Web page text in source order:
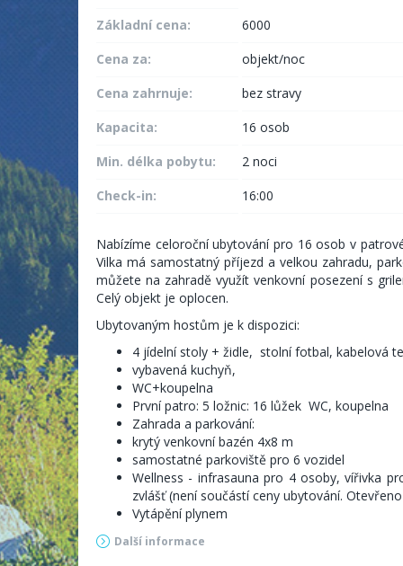
Základní cena:
6000
Cena za:
objekt/noc
Cena zahrnuje:
bez stravy
Kapacita:
16 osob
Min. délka pobytu:
2 noci
Check-in:
16:00
Nabízíme celoroční ubytování pro 16 osob v
Vilka má samostatný příjezd a velkou zahradu,
můžete na zahradě využít venkovní posezení s
Celý objekt je oplocen.
Ubytovaným hostům je k dispozici:
4 jídelní stoly + židle, stolní fotbal, kabelová
vybavená kuchyň,
WC+koupelna
První patro: 5 ložnic: 16 lůžek WC, koupelna
Zahrada a parkování:
krytý venkovní bazén 4x8 m
samostatné parkoviště pro 6 vozidel
Wellness - infrasauna pro 4 osoby, vířivka
zvlášť (není součástí ceny ubytování.
Vytápění plynem
Další informace